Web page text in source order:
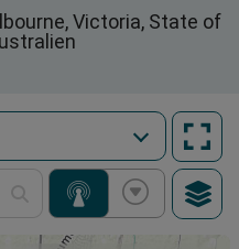
Victoria, State of